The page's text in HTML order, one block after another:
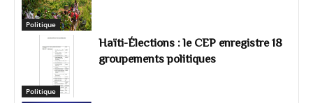
Politique
Politique
Haïti-Élections : le CEP enregistre 18
groupements politiques